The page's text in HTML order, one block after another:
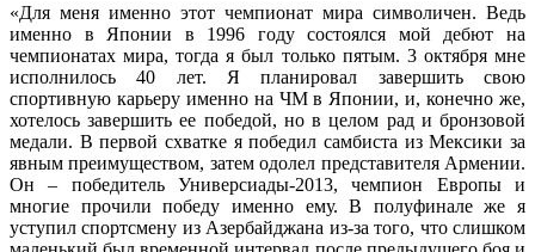
«Для меня именно этот чемпионат мира символичен. Ведь
именно в Японии в 1996 году состоялся мой дебют на
чемпионатах мира, тогда я был только пятым. 3 октября мне
исполнилось 40 лет. Я планировал завершить свою
спортивную карьеру именно на ЧМ в Японии, и, конечно же,
хотелось завершить ее победой, но в целом рад и бронзовой
медали. В первой схватке я победил самбиста из Мексики за
явным преимуществом, затем одолел представителя Армении.
Он – победитель Универсиады-2013, чемпион Европы и
многие прочили победу именно ему. В полуфинале же я
уступил спортсмену из Азербайджана из-за того, что слишком